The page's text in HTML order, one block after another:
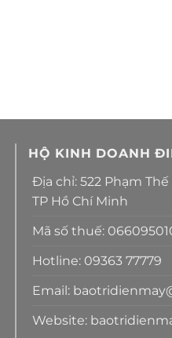
HỘ KINH DOANH
Địa chỉ: 522 Phạm
TP Hồ Chí Minh
Mã số thuế:
Hotline: 09363 77779
Email:
Website: